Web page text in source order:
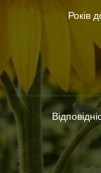
Років